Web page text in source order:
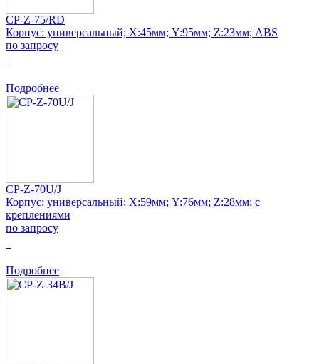
CP-Z-75/RD
Корпус: универсальный; Х:45мм; Y:95мм; Z:23мм; ABS
по запросу
Подробнее
CP-Z-70U/J
Корпус: универсальный; Х:59мм; Y:76мм; Z:28мм; с
креплениями
по запросу
Подробнее